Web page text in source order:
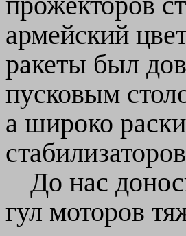
армейский
ракеты был
пусковым
а широко
До нас
гул моторов